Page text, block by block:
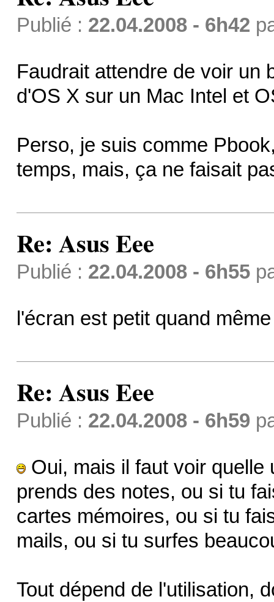
Publié : 22.04.2008 - 6h42
Faudrait attendre de voir un
d'OS X sur un Mac Intel et
Perso, je suis comme
temps, mais, ça ne faisait
Re: Asus Eee
Publié : 22.04.2008 - 6h55
l'écran est petit quand
Re: Asus Eee
Publié : 22.04.2008 - 6h59
Oui, mais il faut voir quelle
prends des notes, ou si tu
cartes mémoires, ou si tu
mails, ou si tu surfes
Tout dépend de l'utilisation,